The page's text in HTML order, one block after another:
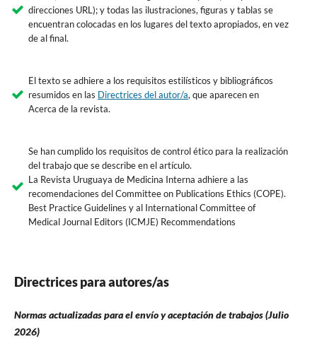
direcciones URL); y todas las ilustraciones, figuras y tablas se
encuentran colocadas en los lugares del texto apropiados, en vez
de al final.
El texto se adhiere a los requisitos estilísticos y bibliográficos
resumidos en las Directrices del autor/a, que aparecen en
Acerca de la revista.
Se han cumplido los requisitos de control ético para la realización
del trabajo que se describe en el artículo.
La Revista Uruguaya de Medicina Interna adhiere a las
recomendaciones del Committee on Publications Ethics (COPE).
Best Practice Guidelines y al International Committee of
Medical Journal Editors (ICMJE) Recommendations
Directrices para autores/as
Normas actualizadas para el envío y aceptación de trabajos(Julio
2026)